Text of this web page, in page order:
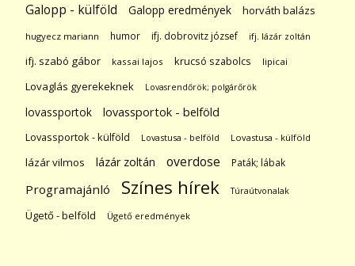
Galopp - külföld Galopp eredmények horváth balázs
hugyecz mariann humor ifj. dobrovitz józsef ifj. lázár zoltán
ifj. szabó gábor kassai lajos krucsó szabolcs lipicai
Lovaglás gyerekeknek Lovasrendőrök; polgárőrök
lovassportok lovassportok - belföld
Lovassportok - külföld Lovastusa - belföld Lovastusa - külföld
lázár vilmos lázár zoltán overdose Paták; lábak
Programajánló Színes hírek Túraútvonalak
Ügető - belföld Ügető eredmények